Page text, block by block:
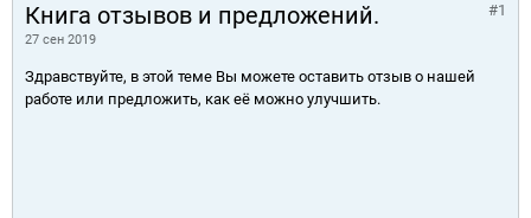
Книга отзывов и предложений.
27 сен 2019
#1
Здравствуйте, в этой теме Вы можете оставить отзыв о нашей
работе или предложить, как её можно улучшить.